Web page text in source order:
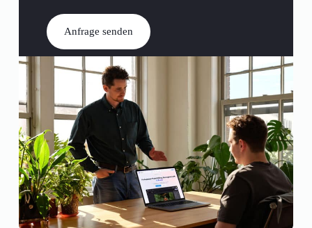
Anfrage senden